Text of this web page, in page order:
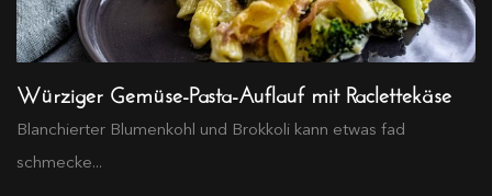
Würziger Gemüse-Pasta-Auflauf mit Raclettekäse
Blanchierter Blumenkohl und Brokkoli kann etwas fad
schmecke...